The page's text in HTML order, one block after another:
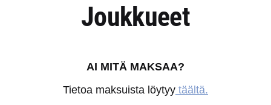
Joukkueet
AI MITÄ MAKSAA?
Tietoa maksuista löytyy täältä.